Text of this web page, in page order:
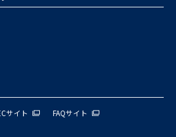
サイト FAQサイト